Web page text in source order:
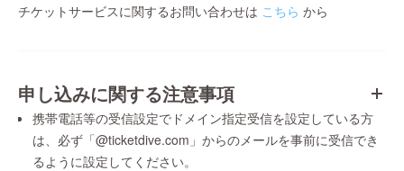
チケットサービスに関するお問い合わせは こちら から
申し込みに関する注意事項
携帯電話等の受信設定でドメイン指定受信を設定している方
は、必ず「@ticketdive.com」からのメールを事前に受信でき
るように設定してください。